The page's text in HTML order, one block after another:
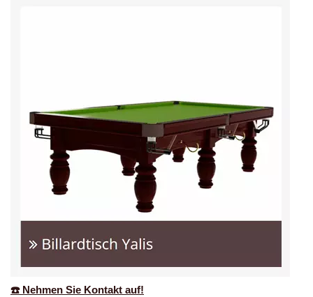
☎️ Nehmen Sie Kontakt auf!